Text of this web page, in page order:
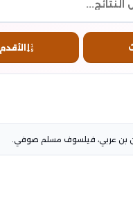
الأقدم
بن عربي، فيلسوف مسلم صوفي.